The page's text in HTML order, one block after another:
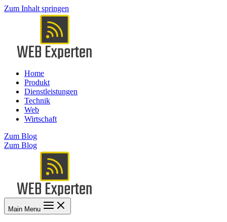
Zum Inhalt springen
Home
Produkt
Dienstleistungen
Technik
Web
Wirtschaft
Zum Blog
Zum Blog
Main Menu